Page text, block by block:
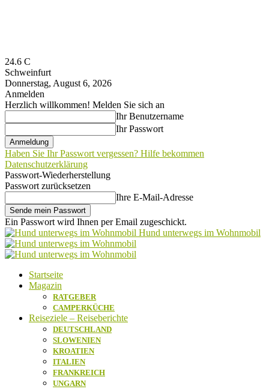
24.6 C
Schweinfurt
Donnerstag, August 6, 2026
Anmelden
Herzlich willkommen! Melden Sie sich an
Ihr Benutzername
Ihr Passwort
Haben Sie Ihr Passwort vergessen? Hilfe bekommen
Datenschutzerklärung
Passwort-Wiederherstellung
Passwort zurücksetzen
Ihre E-Mail-Adresse
Ein Passwort wird Ihnen per Email zugeschickt.
Hund unterwegs im Wohnmobil
Startseite
Magazin
RATGEBER
CAMPERKÜCHE
Reiseziele – Reiseberichte
DEUTSCHLAND
SLOWENIEN
KROATIEN
ITALIEN
FRANKREICH
UNGARN